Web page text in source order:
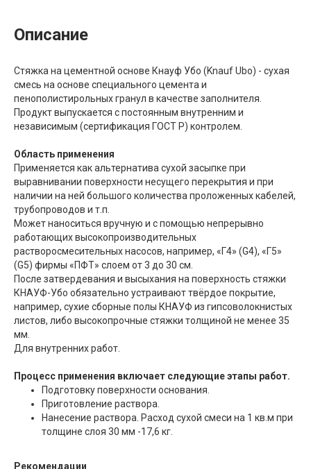
Описание
Стяжка на цементной основе Кнауф Убо (Knauf Ubo) - сухая
смесь на основе специального цемента и
пенополистирольных гранул в качестве заполнителя.
Продукт выпускается с постоянным внутренним и
независимым (сертификация ГОСТ Р) контролем.
Область применения
Применяется как альтернатива сухой засыпке при
выравнивании поверхности несущего перекрытия и при
наличии на ней большого количества проложенных кабелей,
трубопроводов и т.п.
Может наноситься вручную и с помощью непрерывно
работающих высокопроизводительных
растворосмесительных насосов, например, «Г4» (G4), «Г5»
(G5) фирмы «ПФТ» слоем от 3 до 30 см.
После затвердевания и высыхания на поверхность стяжки
КНАУФ-Убо обязательно устраивают твёрдое покрытие,
например, сухие сборные полы КНАУФ из гипсоволокнистых
листов, либо высокопрочные стяжки толщиной не менее 35
мм.
Для внутренних работ.
Процесс применения включает следующие этапы работ.
Подготовку поверхности основания.
Приготовление раствора.
Нанесение раствора. Расход сухой смеси на 1 кв.м при
толщине слоя 30 мм -17,6 кг.
Рекомендации